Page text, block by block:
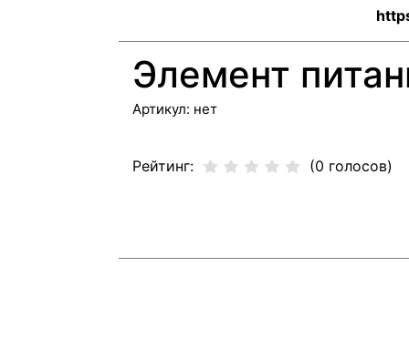
Элемент
Артикул: нет
Рейтинг: (0 голосов)